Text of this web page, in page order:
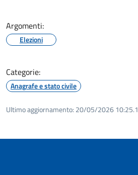
Argomenti:
Elezioni
Categorie:
Anagrafe e stato civile
Ultimo aggiornamento: 20/05/2026